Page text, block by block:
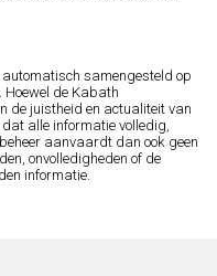
samengesteld op
de Kabath
de juistheid en actualiteit van
alle informatie volledig,
aanvaardt dan ook geen
onvolledigheden of de
informatie.